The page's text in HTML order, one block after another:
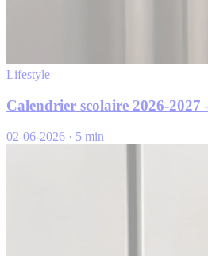
Lifestyle
Calendrier scolaire 2026-
02-06-2026 · 5 min